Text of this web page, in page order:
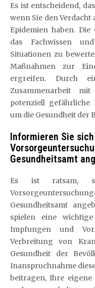
Es ist entscheidend,
wenn Sie den
Epidemien haben.
das Fachwissen
Situationen zu
Maßnahmen zur
ergreifen. Durch
Zusammenarbeit
potenziell
um die Gesundheit der
Informieren Sie
Gesundheitsamt
Es ist ratsam,
Gesundheitsamt
spielen eine
Impfungen und
Verbreitung von
Gesundheit der
Inanspruchnahme
beitragen, Ihre eigene